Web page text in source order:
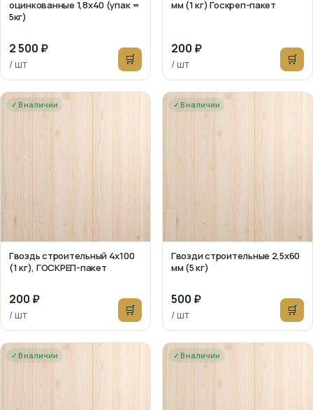
оцинкованные 1,8х40 (упак =
5кг)
2 500 ₽
/ шт 🛒
мм (1 кг) Госкреп-пакет
200 ₽
/ шт 🛒
✓ В наличии
Гвоздь строительный 4х100
(1 кг), ГОСКРЕП-пакет
200 ₽
/ шт 🛒
✓ В наличии
Гвозди строительные 2,5х60
мм (5 кг)
500 ₽
/ шт 🛒
✓ В наличии ✓ В наличии